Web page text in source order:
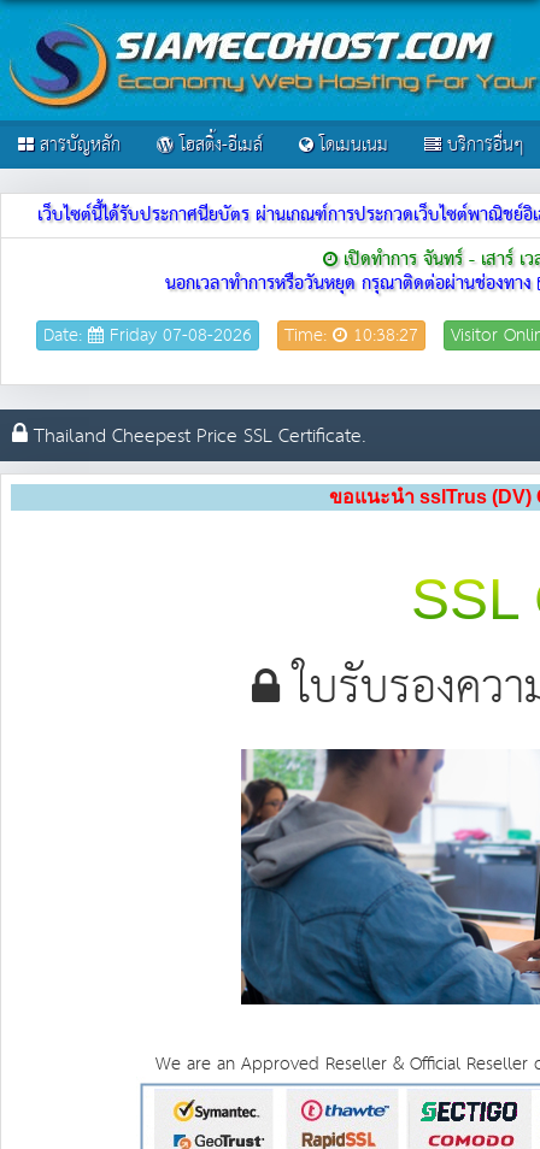
สารบัญหลัก โฮสติ้ง-อีเมล์ โดเมนเนม บริการอื่นๆ
เว็บไซต์นี้ได้รับประกาศนียบัตร ผ่านเกณฑ์การประกวดเว็บไซต์พาณิช
เปิดทำการ จันทร์ - เสาร์
นอกเวลาทำการหรือวันหยุด กรุณาติดต่อผ่านช่องทาง
Date: Friday 07-08-2026 Time: 10:38:27 Visitor
Thailand Cheepest Price SSL Certificate.
ขอแนะนำ sslTrus (DV)
SSL
ใบรับรองคว
We are an Approved Reseller & Official